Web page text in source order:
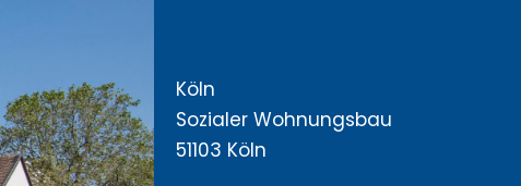
Köln
Sozialer Wohnungsbau
51103 Köln